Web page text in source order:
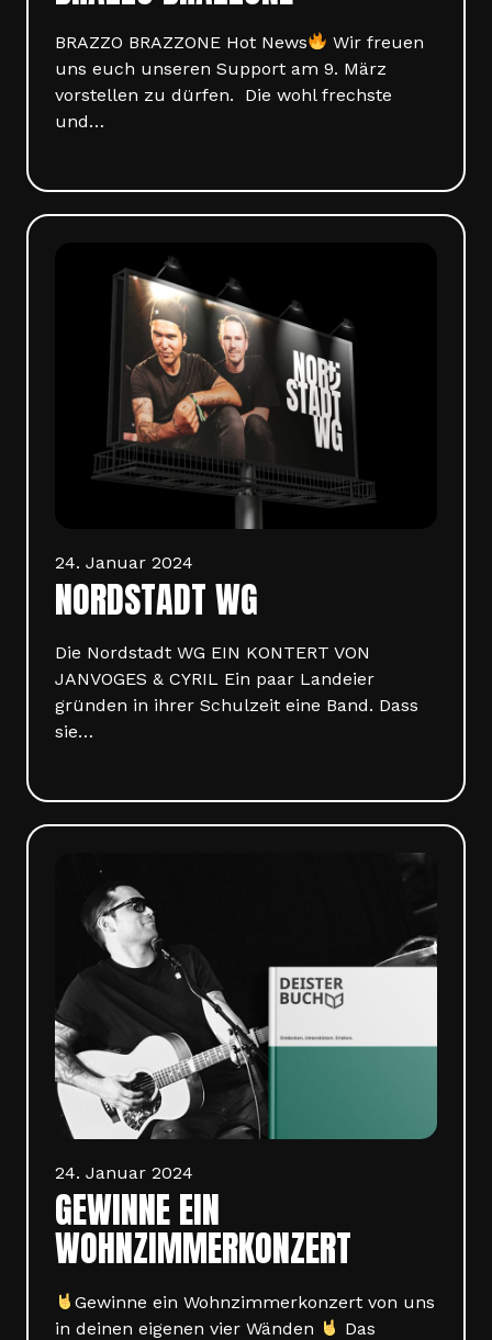
BRAZZO BRAZZONE Hot News
Wir freuen
uns euch unseren Support am 9. März
vorstellen zu dürfen. Die wohl frechste
und…
24. Januar 2024
NORDSTADT WG
Die Nordstadt WG EIN KONTERT VON
JANVOGES & CYRIL Ein paar Landeier
gründen in ihrer Schulzeit eine Band. Dass
sie…
24. Januar 2024
GEWINNE EIN
WOHNZIMMERKONZERT
Gewinne ein Wohnzimmerkonzert von uns
in deinen eigenen vier Wänden
Das